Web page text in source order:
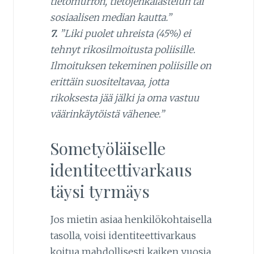
sosiaalisen median kautta.”
7.”Liki puolet uhreista (45%) ei
tehnyt rikosilmoitusta poliisille.
Ilmoituksen tekeminen poliisille on
erittäin suositeltavaa, jotta
rikoksesta jää jälki ja oma vastuu
väärinkäytöistä vähenee.”
Sometyöläiselle
identiteettivarkaus
täysi tyrmäys
Jos mietin asiaa henkilökohtaisella
tasolla, voisi identiteettivarkaus